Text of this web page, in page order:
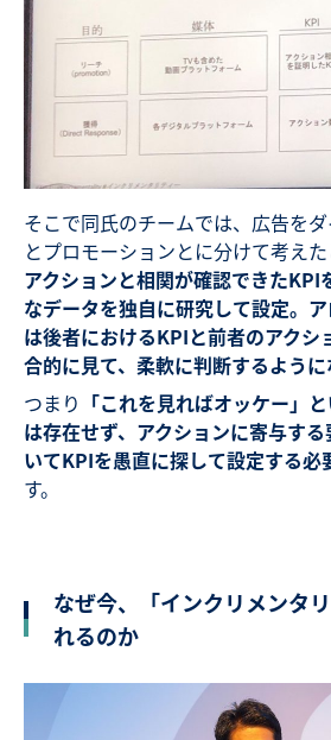
そこで同氏のチームでは、広告を
とプロモーションとに分けて考えた
アクションと相関が確認できたKPI
なデータを独自に研究して設定。
は後者におけるKPIと前者のアクシ
合的に見て、柔軟に判断するよう
つまり 「これを見ればオッケー」
は存在せず、アクションに寄与す
いてKPIを愚直に探して設定する必
す。
なぜ今、「インクリメンタ
れるのか